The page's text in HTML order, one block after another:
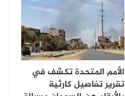
الأمم المتحدة تكشف في
تقرير تفاصيل كارثية